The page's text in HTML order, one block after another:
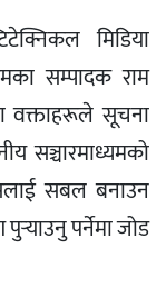
मिडिया
सम्पादक राम
वक्ताहरूले सूचना
सञ्चारमाध्यमको
सबल बनाउन
पर्नेमा जोड